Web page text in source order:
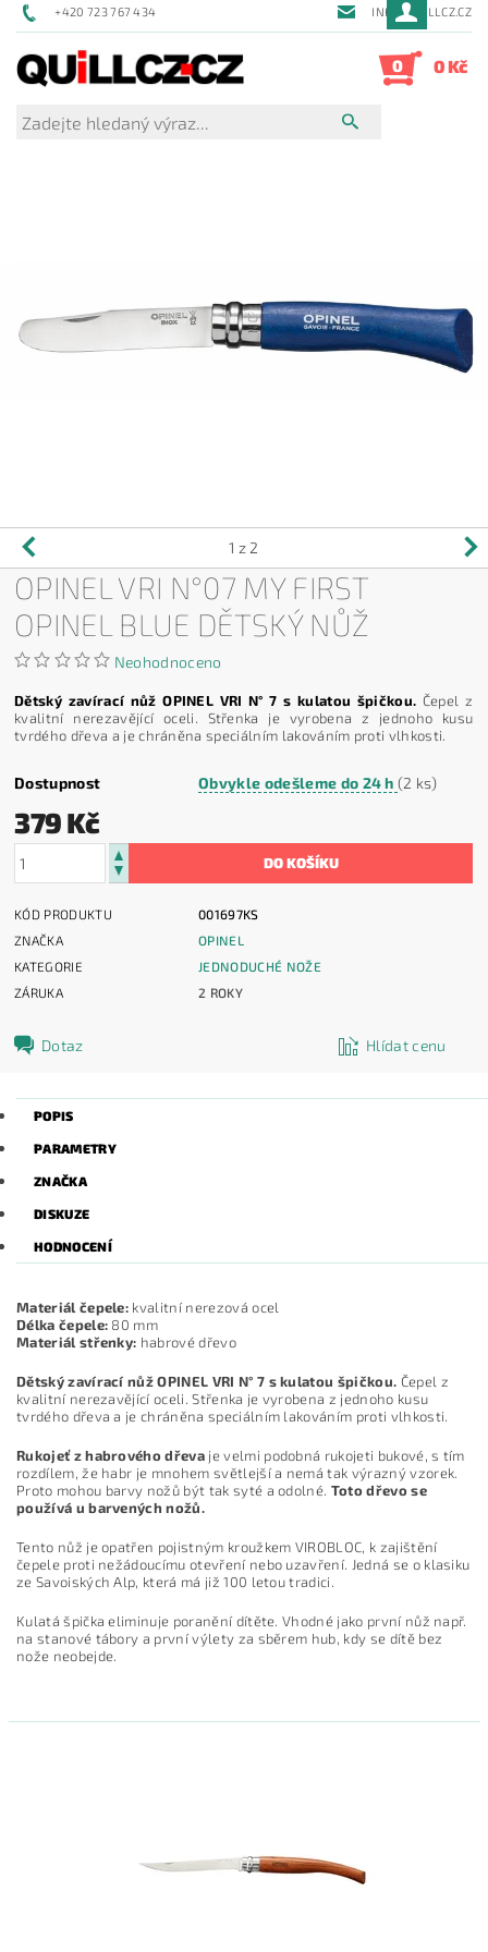
+420 723 767 434 INFO@QUILLCZ.CZ
0 0 Kč
1 z 2
OPINEL VRI N°07 MY FIRST
OPINEL BLUE DĚTSKÝ NŮŽ
Neohodnoceno
Dětský zavírací nůž OPINEL VRI N° 7 s kulatou špičkou. Čepel z
kvalitní nerezavějící oceli. Střenka je vyrobena z jednoho kusu
tvrdého dřeva a je chráněna speciálním lakováním proti vlhkosti.
Dostupnost Obvykle odešleme do 24 h(2 ks)
379 Kč
KÓD PRODUKTU
001697KS
ZNAČKA
OPINEL
KATEGORIE
JEDNODUCHÉ NOŽE
ZÁRUKA
2 ROKY
Dotaz Hlídat cenu
POPIS
PARAMETRY
ZNAČKA
DISKUZE
HODNOCENÍ
Materiál čepele: kvalitní nerezová ocel
Délka čepele: 80 mm
Materiál střenky: habrové dřevo
Dětský zavírací nůž OPINEL VRI N° 7 s kulatou špičkou. Čepel z
kvalitní nerezavějící oceli. Střenka je vyrobena z jednoho kusu
tvrdého dřeva a je chráněna speciálním lakováním proti vlhkosti.
Rukojeť z habrového dřeva je velmi podobná rukojeti bukové, s tím
rozdílem, že habr je mnohem světlejší a nemá tak výrazný vzorek.
Proto mohou barvy nožů být tak syté a odolné. Toto dřevo se
používá u barvených nožů.
Tento nůž je opatřen pojistným kroužkem VIROBLOC, k zajištění
čepele proti nežádoucímu otevření nebo uzavření. Jedná se o klasiku
ze Savoiských Alp, která má již 100 letou tradici.
Kulatá špička eliminuje poranění dítěte. Vhodné jako první nůž např.
na stanové tábory a první výlety za sběrem hub, kdy se dítě bez
nože neobejde.